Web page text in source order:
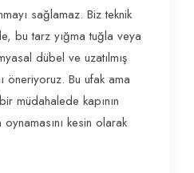
sağlamaz. Biz teknik
bu tarz yığma tuğla veya
dübel ve uzatılmış
öneriyoruz. Bu ufak ama
müdahalede kapının
kesin olarak